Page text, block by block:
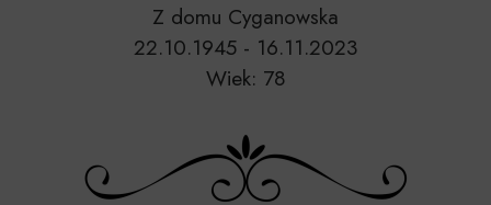
Z domu Cyganowska
22.10.1945 - 16.11.2023
Wiek: 78